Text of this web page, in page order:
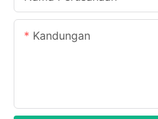
Kandungan